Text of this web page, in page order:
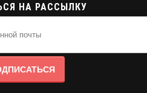
НА РАССЫЛКУ